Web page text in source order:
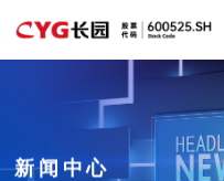
新闻中心